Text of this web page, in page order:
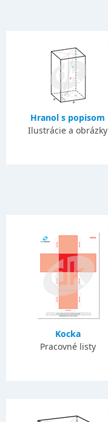
Hranol s popisom
Ilustrácie a obrázky
Kocka
Pracovné listy